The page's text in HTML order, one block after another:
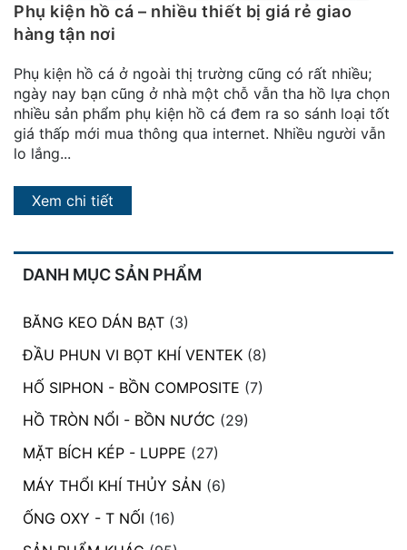
chia
sẻ
hệ
DANH MỤC SẢN PHẨM
BĂNG KEO DÁN BẠT (3)
ĐẦU PHUN VI BỌT KHÍ VENTEK (8)
HỐ SIPHON - BỒN COMPOSITE (7)
HỒ TRÒN NỔI - BỒN NƯỚC (29)
MẶT BÍCH KÉP - LUPPE (27)
MÁY THỔI KHÍ THỦY SẢN (6)
ỐNG OXY - T NỐI (16)
Phụ kiện hồ cá – nhiều thiết bị giá rẻ giao
hàng tận nơi
Phụ kiện hồ cá ở ngoài thị trường cũng có rất nhiều;
ngày nay bạn cũng ở nhà một chỗ vẫn tha hồ lựa chọn
nhiều sản phẩm phụ kiện hồ cá đem ra so sánh loại tốt
giá thấp mới mua thông qua internet. Nhiều người vẫn
lo lắng...
Xem chi tiết